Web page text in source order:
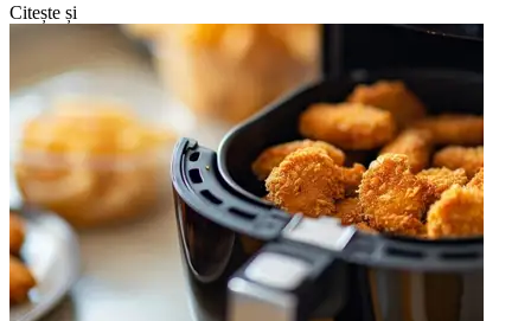
Citește și